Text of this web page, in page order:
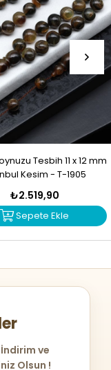
Tesbih 11 x 12 mm
Kesim - T-1905
₺2.519,90
Sepete Ekle
ve
Olsun !